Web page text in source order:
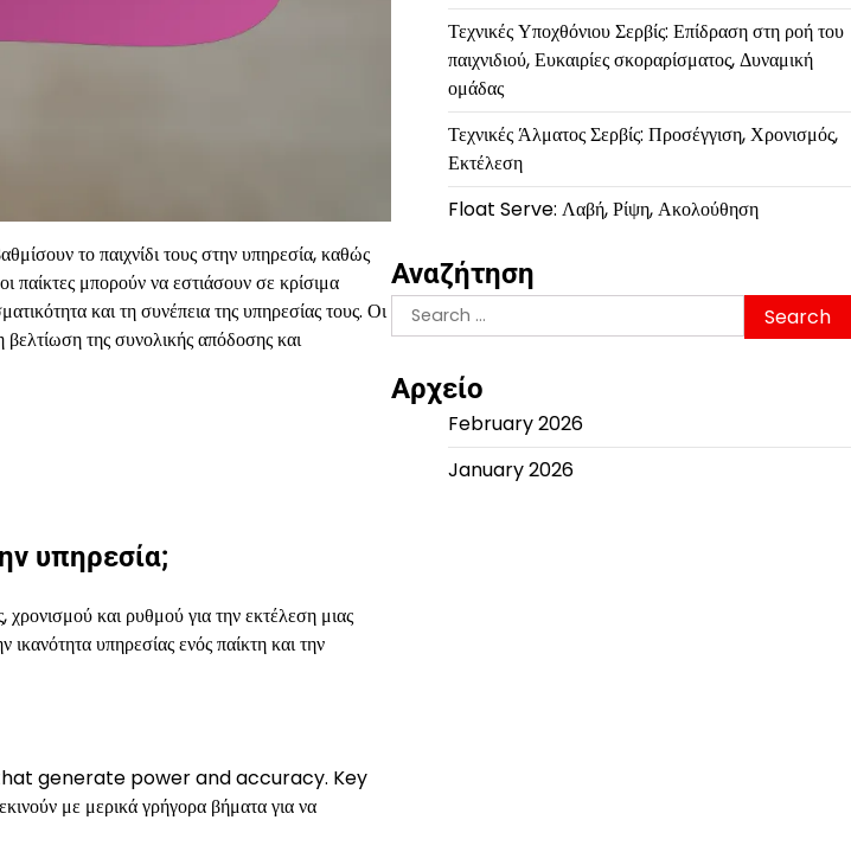
το παιχνίδι τους στην υπηρεσία, καθώς
παίκτες μπορούν να εστιάσουν σε κρίσιμα
και τη συνέπεια της υπηρεσίας τους. Οι
της συνολικής απόδοσης και
υπηρεσία;
και ρυθμού για την εκτέλεση μιας
υπηρεσίας ενός παίκτη και την
that generate power and accuracy. Key
με μερικά γρήγορα βήματα για να
Τεχνικές Υποχθόνιου Σερβίς: Επίδραση στη ροή του
παιχνιδιού, Ευκαιρίες σκοραρίσματος, Δυναμική
ομάδας
Τεχνικές Άλματος Σερβίς: Προσέγγιση, Χρονισμός,
Εκτέλεση
Float Serve: Λαβή, Ρίψη, Ακολούθηση
Αναζήτηση
Search
for:
Αρχείο
February 2026
January 2026